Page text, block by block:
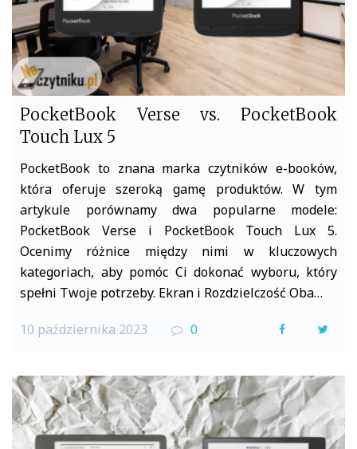
PocketBook Verse vs. PocketBook
Touch Lux 5
PocketBook to znana marka czytników e-booków,
która oferuje szeroką gamę produktów. W tym
artykule porównamy dwa popularne modele:
PocketBook Verse i PocketBook Touch Lux 5.
Ocenimy różnice między nimi w kluczowych
kategoriach, aby pomóc Ci dokonać wyboru, który
spełni Twoje potrzeby. Ekran i Rozdzielczość Oba…
10 października 2023 0
F
c
e
b
i
t
t